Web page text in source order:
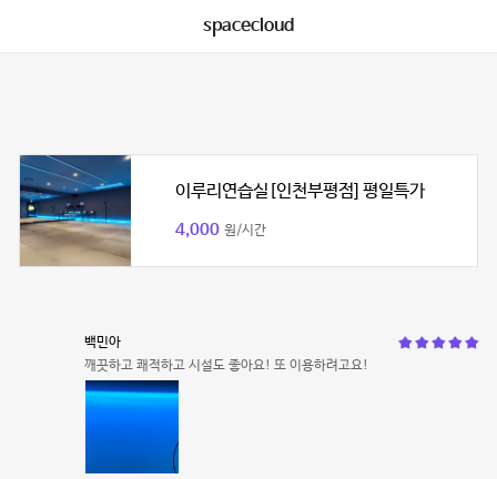
spacecloud
이루리연습실[인천부평점] 평일특가
4,000 원/시간
백민아
깨끗하고 쾌적하고 시설도 좋아요! 또 이용하려고요!